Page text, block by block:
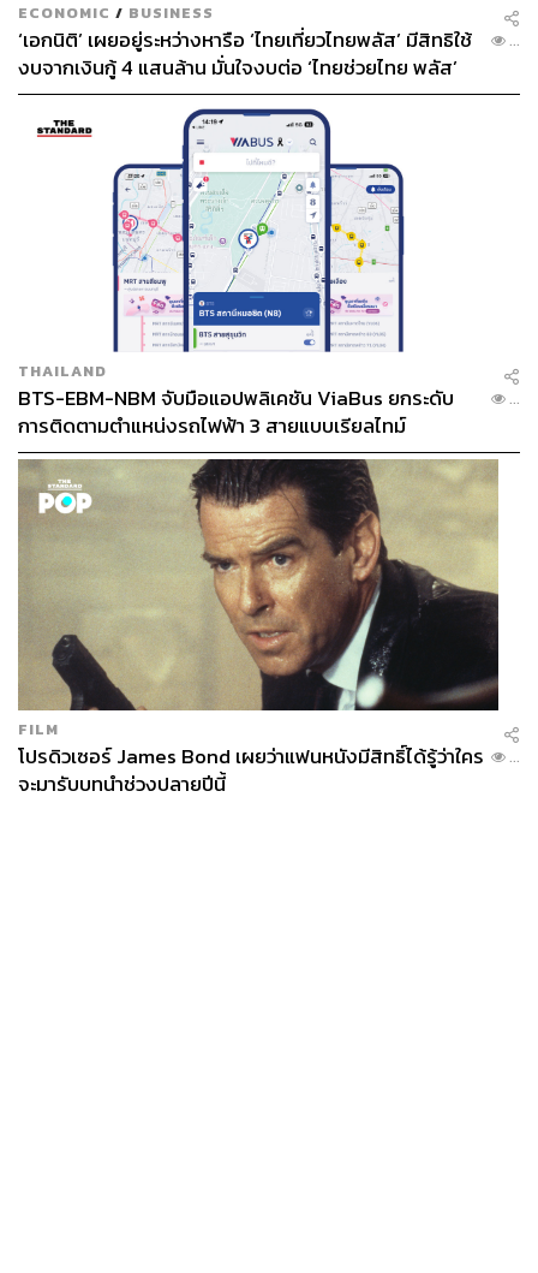
ECONOMIC / BUSINESS
‘เอกนิติ’ เผยอยู่ระหว่างหารือ ‘ไทยเที่ยวไทยพลัส’ มีสิทธิใช้
งบจากเงินกู้ 4 แสนล้าน มั่นใจงบต่อ ‘ไทยช่วยไทย พลัส’
เฟส 2 มีเพียงพอ
...
THAILAND
BTS-EBM-NBM จับมือแอปพลิเคชัน ViaBus ยกระดับ
การติดตามตำแหน่งรถไฟฟ้า 3 สายแบบเรียลไทม์
...
FILM
โปรดิวเซอร์ James Bond เผยว่าแฟนหนังมีสิทธิ์ได้รู้ว่าใคร
จะมารับบทนำช่วงปลายปีนี้
...